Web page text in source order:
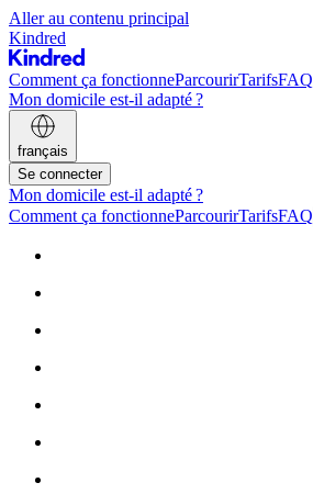
Aller au contenu principal
Kindred
Comment ça fonctionneParcourirTarifsFAQ
Mon domicile est-il adapté ?
français
Se connecter
Mon domicile est-il adapté ?
Comment ça fonctionneParcourirTarifsFAQ